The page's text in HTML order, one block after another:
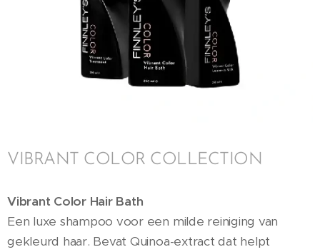
VIBRANT COLOR COLLECTION
Vibrant Color Hair Bath
Een luxe shampoo voor een milde reiniging van
gekleurd haar. Bevat Quinoa-extract dat helpt